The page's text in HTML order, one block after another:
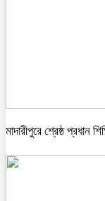
মাদারীপুরে শ্রেষ্ঠ প্রধান